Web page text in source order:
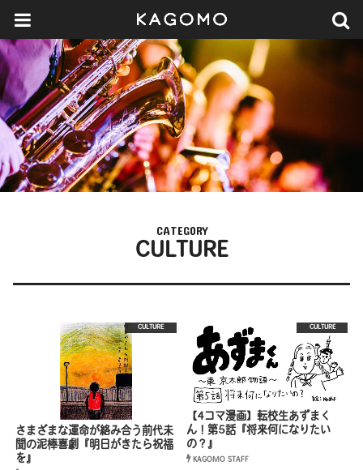
CATEGORY
CULTURE
CULTURE
さまざまな運命が絡み合う前代未
聞の泥棒喜劇『明日がきたら祝福
を』
CULTURE
【4コマ漫画】転校生あずまく
ん！第5話『将来何になりたい
の？』
KAGOMO STAFF